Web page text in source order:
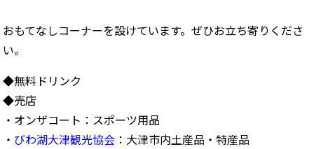
おもてなしコーナーを設けています。ぜひお立ち寄りくださ
い。
◆無料ドリンク
◆売店
・オンザコート：スポーツ用品
・ びわ湖大津観光協会 ：大津市内土産品・特産品